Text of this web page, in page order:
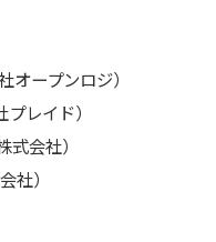
オープンロジ）
レイド）
会社）
社）